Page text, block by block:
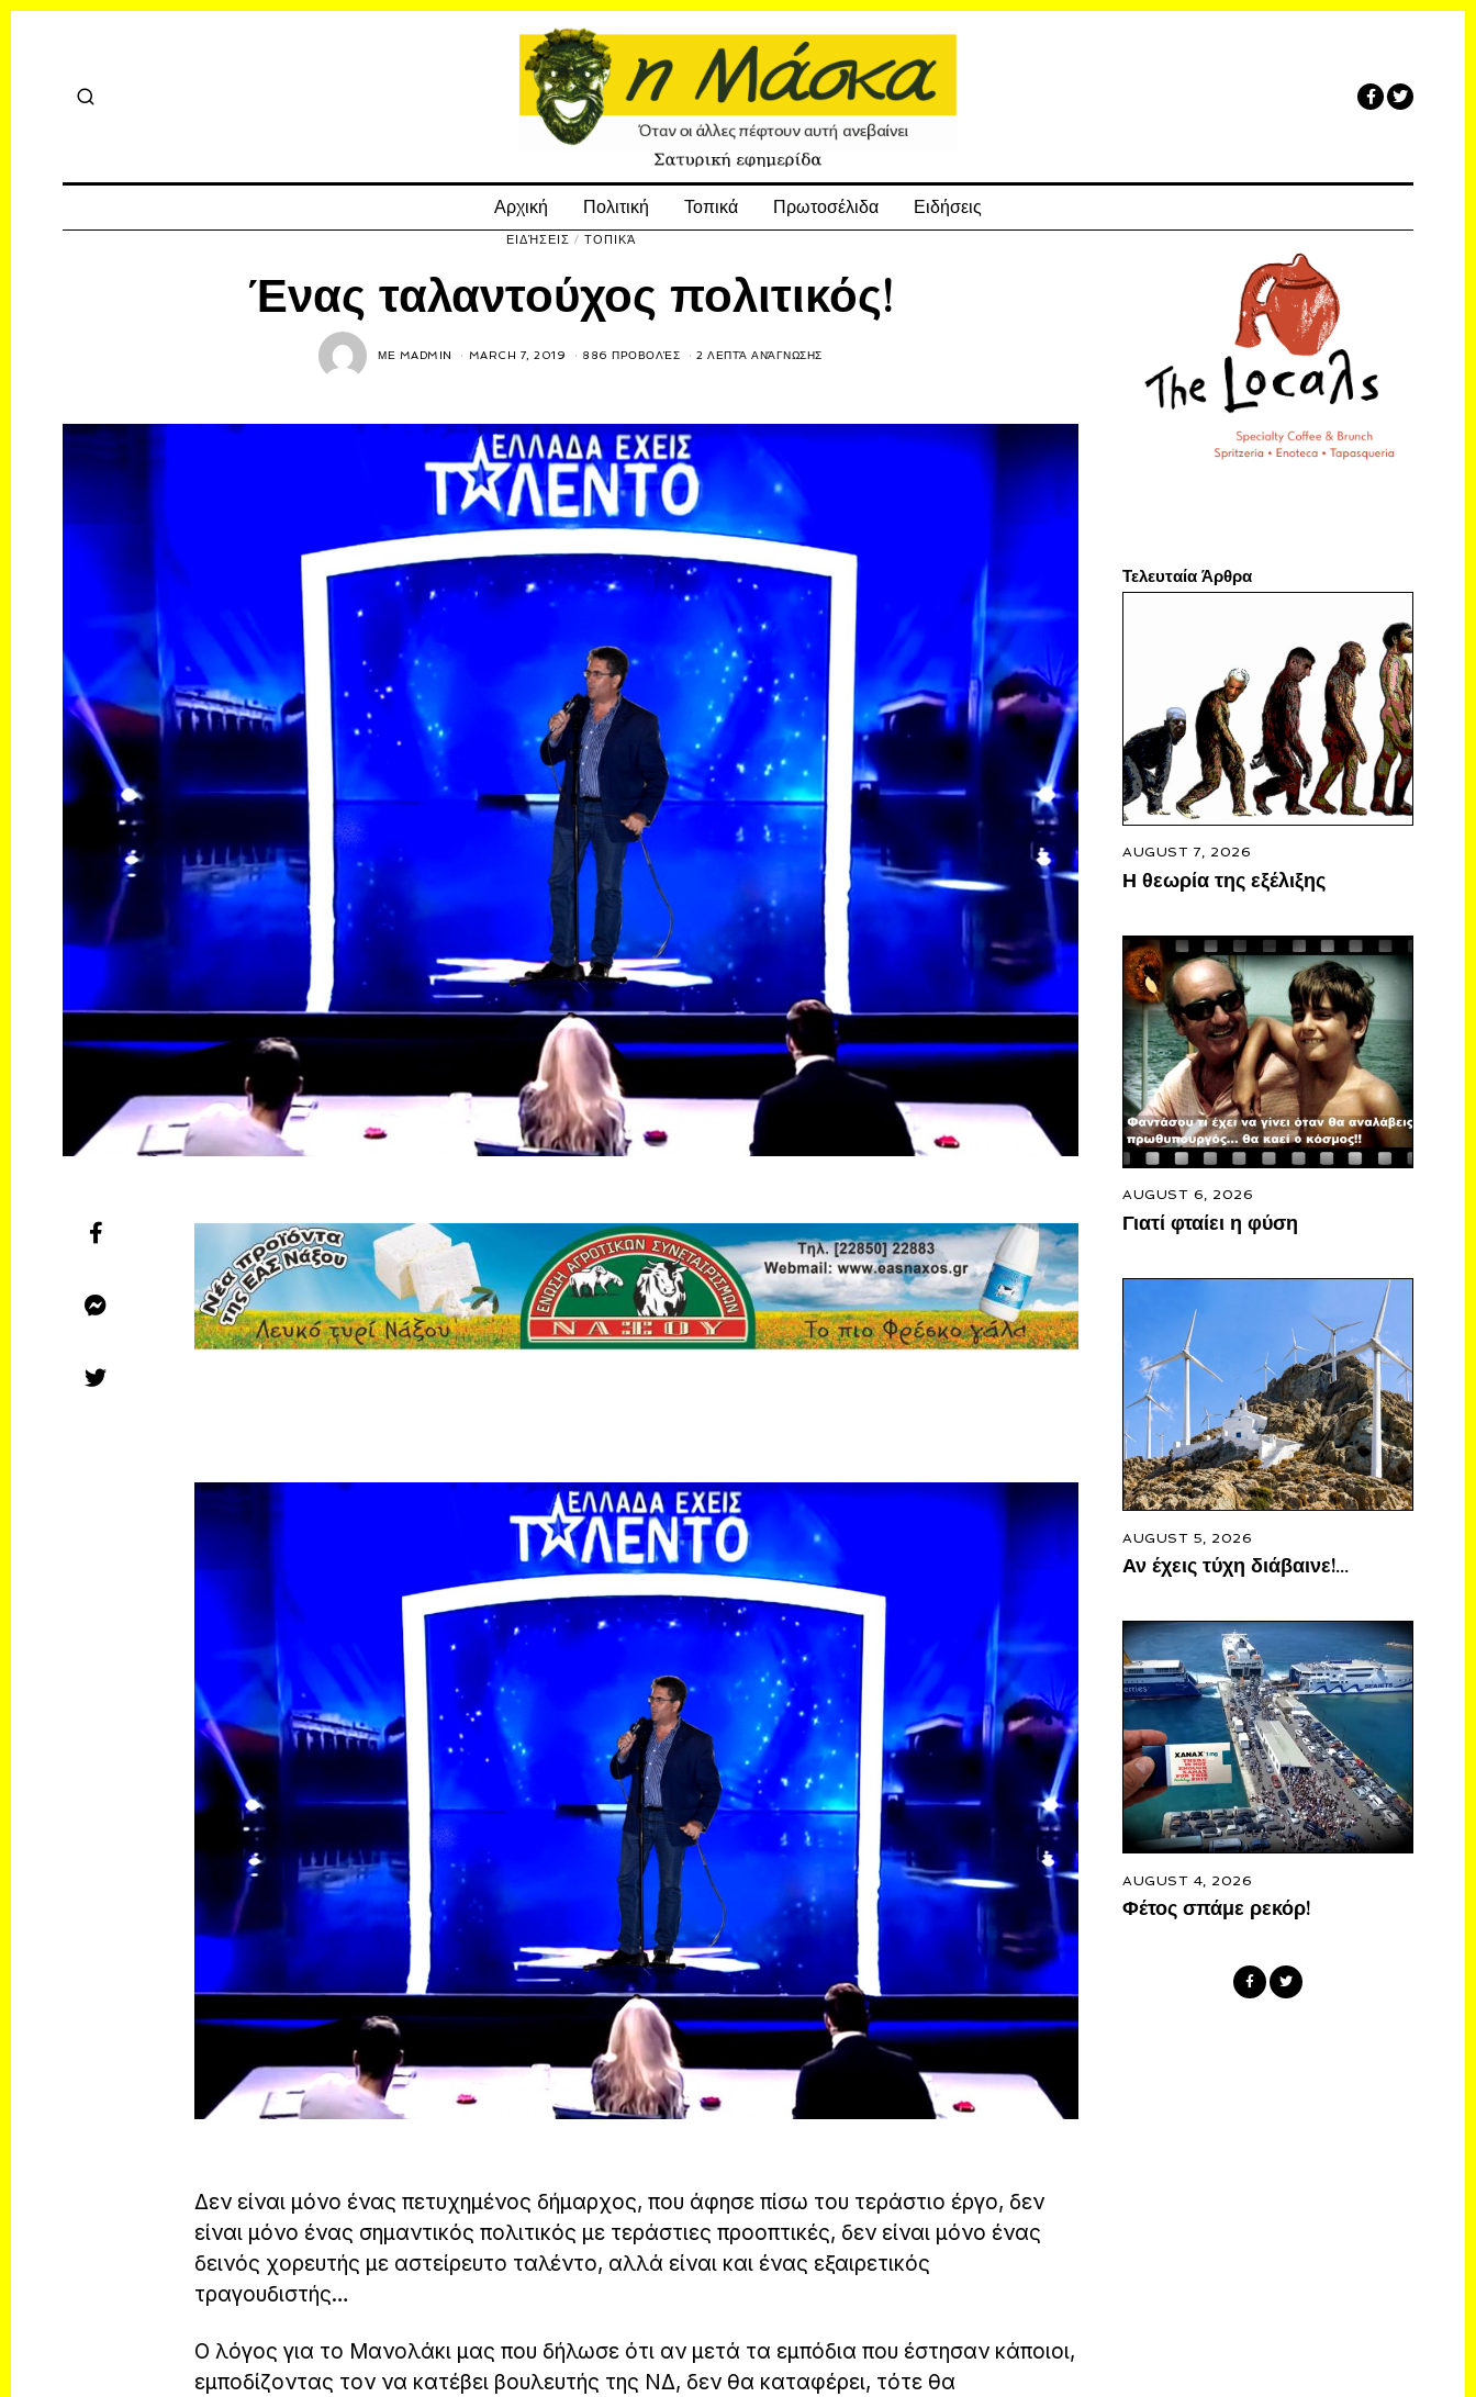
Αρχική Πολιτική Τοπικά Πρωτοσέλιδα Ειδήσεις
ΕΙΔΉΣΕΙΣ / ΤΟΠΙΚΆ
Ένας ταλαντούχος πολιτικός!
ΜΕ MADMIN MARCH 7, 2019 886 ΠΡΟΒΟΛΈΣ 2 ΛΕΠΤΆ ΑΝΆΓΝΩΣΗΣ
Δεν είναι μόνο ένας πετυχημένος δήμαρχος, που άφησε πίσω του τεράστιο έργο, δεν
είναι μόνο ένας σημαντικός πολιτικός με τεράστιες προοπτικές, δεν είναι μόνο ένας
δεινός χορευτής με αστείρευτο ταλέντο, αλλά είναι και ένας εξαιρετικός
τραγουδιστής…
Ο λόγος για το Μανολάκι μας που δήλωσε ότι αν μετά τα εμπόδια που έστησαν κάποιοι,
εμποδίζοντας τον να κατέβει βουλευτής της ΝΔ, δεν θα καταφέρει, τότε θα
Τελευταία Άρθρα
AUGUST 7, 2026
Η θεωρία της εξέλιξης
AUGUST 6, 2026
Γιατί φταίει η φύση
AUGUST 5, 2026
Αν έχεις τύχη διάβαινε!…
AUGUST 4, 2026
Φέτος σπάμε ρεκόρ!